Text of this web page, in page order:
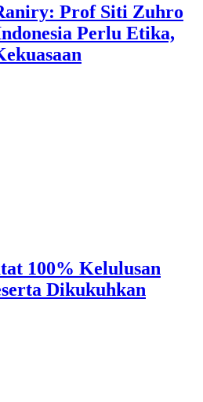
Prof Siti Zuhro
Perlu Etika,
100% Kelulusan
Dikukuhkan